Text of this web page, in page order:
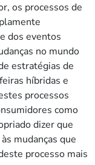
os processos de
dos eventos
no mundo
estratégias de
híbridas e
processos
como
dizer que
mudanças que
processo mais